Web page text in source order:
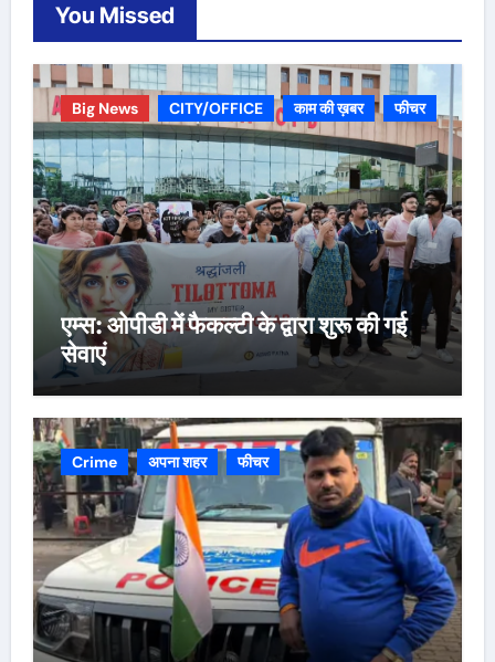
You Missed
Big News CITY/OFFICE काम की ख़बर फीचर
एम्स: ओपीडी में फैकल्टी के द्वारा शुरू की गई
सेवाएं
Crime अपना शहर फीचर